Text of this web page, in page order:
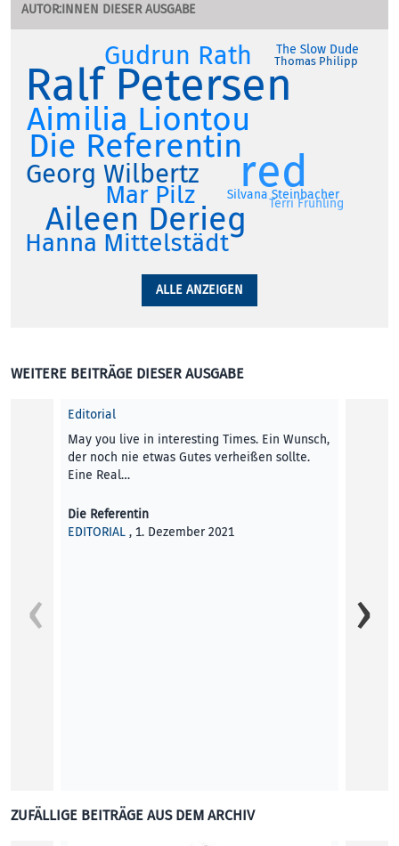
AUTOR:INNEN DIESER AUSGABE
Ralf Petersen
red
Aileen Derieg
Aimilia Liontou
Die Referentin
Georg Wilbertz
Gudrun Rath
Hanna Mittelstädt
Mar Pilz Silvana Steinbacher
Terri Frühling
The Slow Dude
Thomas Philipp
ALLE ANZEIGEN
WEITERE BEITRÄGE DIESER AUSGABE
Editorial
May you live in interesting Times. Ein Wunsch,
der noch nie etwas Gutes verheißen sollte.
Eine Real…
Die Referentin
EDITORIAL , 1. Dezember 2021
ZUFÄLLIGE BEITRÄGE AUS DEM ARCHIV